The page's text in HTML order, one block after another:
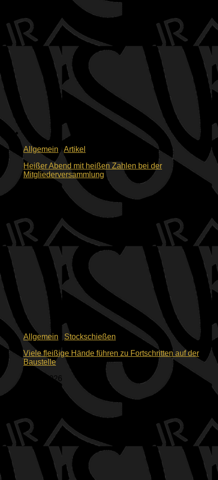
Allgemein /Artikel
Heißer Abend mit heißen Zahlen bei der
Mitgliederversammlung
Allgemein
Stockschießen
Viele fleißige Hände führen zu Fortschritten auf der
Baustelle
15.06.2026